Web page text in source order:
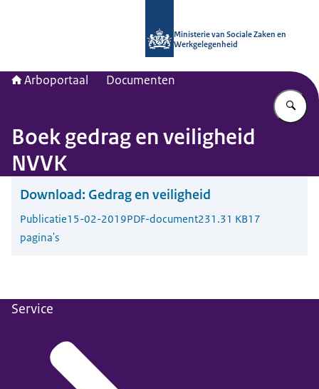
Ministerie van Sociale Zaken en
Werkgelegenheid
Arboportaal Documenten
Boek gedrag en veiligheid
NVVK
Download: Gedrag en veiligheid
Publicatie15-02-2019PDF-document231.31 KB17
pagina's
Service